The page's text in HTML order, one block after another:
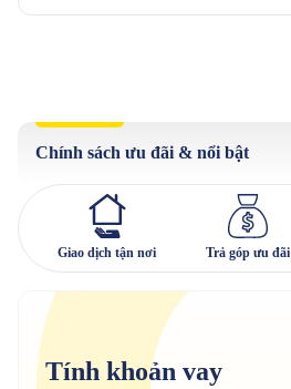
Chính sách ưu đãi & nổi bật
Giao dịch tận nơi Trả góp ưu đãi
Tính khoản vay